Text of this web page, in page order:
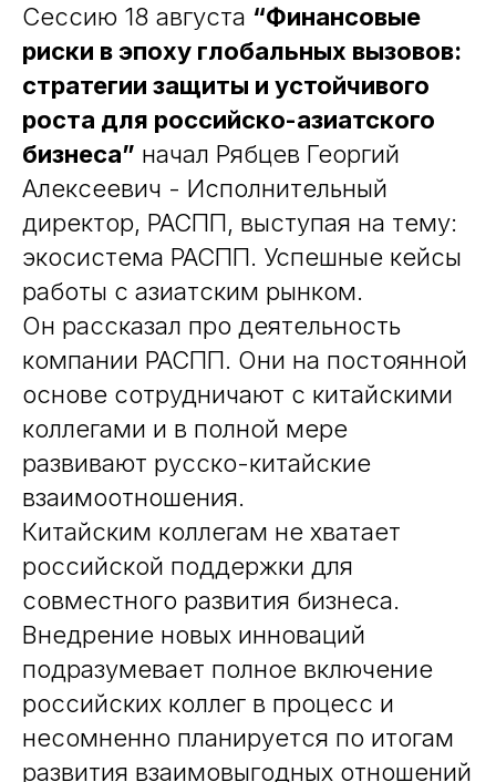
Сессию 18 августа “Финансовые
риски в эпоху глобальных вызовов:
стратегии защиты и устойчивого
роста для российско-азиатского
бизнеса” начал Рябцев Георгий
Алексеевич - Исполнительный
директор, РАСПП, выступая на тему:
экосистема РАСПП. Успешные кейсы
работы с азиатским рынком.
Он рассказал про деятельность
компании РАСПП. Они на постоянной
основе сотрудничают с китайскими
коллегами и в полной мере
развивают русско-китайские
взаимоотношения.
Китайским коллегам не хватает
российской поддержки для
совместного развития бизнеса.
Внедрение новых инноваций
подразумевает полное включение
российских коллег в процесс и
несомненно планируется по итогам
развития взаимовыгодных отношений